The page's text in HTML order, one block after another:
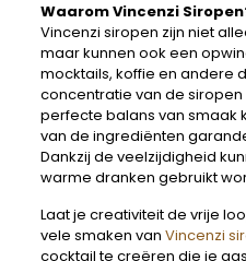
Waarom Vincenzi
Vincenzi siropen zijn niet
maar kunnen ook een
mocktails, koffie en andere
concentratie van de
perfecte balans van smaak
van de ingrediënten
Dankzij de veelzijdigheid
warme dranken gebruikt
Laat je creativiteit de vrije
vele smaken van Vincenzi
cocktail te creëren die je